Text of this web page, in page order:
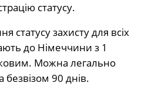
статусу.
захисту для всіх
до Німеччини з 1
Можна легально
безвізом 90 днів.